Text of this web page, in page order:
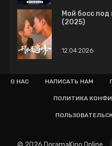
Мой босс
(2025)
12.04.2026
О НАС НАПИСАТЬ НАМ
ПОЛИТИКА